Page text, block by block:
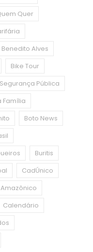
Quer
Benedito Alves
Bike Tour
Pública
Família
Boto News
Buritis
CadÚnico
Calendário